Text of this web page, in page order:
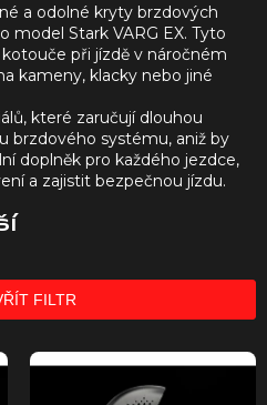
a odolné kryty brzdových
model Stark VARG EX. Tyto
při jízdě v náročném
kameny, klacky nebo jiné
které zaručují dlouhou
brzdového systému, aniž by
doplněk pro každého jezdce,
a zajistit bezpečnou jízdu.
FILTR